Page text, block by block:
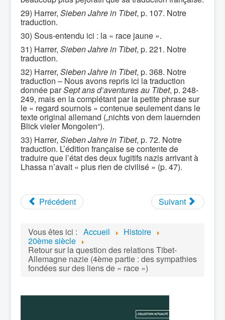
29) Harrer, Sieben Jahre in Tibet, p. 107. Notre
traduction.
30) Sous-entendu ici : la « race jaune ».
31) Harrer, Sieben Jahre in Tibet, p. 221. Notre
traduction.
32) Harrer, Sieben Jahre in Tibet, p. 368. Notre
traduction – Nous avons repris ici la traduction
donnée parSept ans d’aventures au Tibet, p. 248-
249, mais en la complétant par la petite phrase sur
le « regard sournois » contenue seulement dans le
texte original allemand („nichts von dem lauernden
Blick vieler Mongolen“).
33) Harrer, Sieben Jahre in Tibet, p. 72. Notre
traduction. L’édition française se contente de
traduire que l’état des deux fugitifs nazis arrivant à
Lhassa n’avait « plus rien de civilisé » (p. 47).
Précédent Suivant
Vous êtes ici : Accueil Histoire
20ème siècle
Retour sur la question des relations Tibet-
Allemagne nazie (4ème partie : des sympathies
fondées sur des liens de « race »)